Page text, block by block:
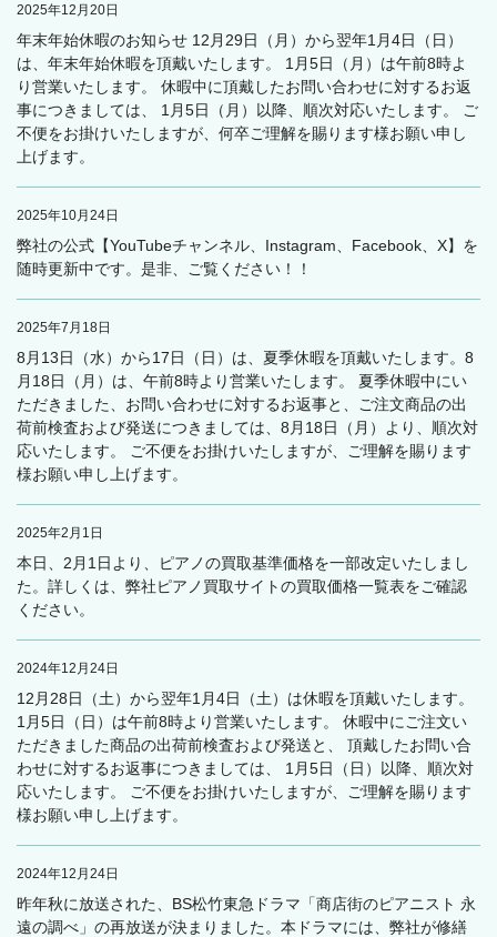
2025年12月20日
年末年始休暇のお知らせ 12月29日（月）から翌年1月4日（日）
は、年末年始休暇を頂戴いたします。 1月5日（月）は午前8時よ
り営業いたします。 休暇中に頂戴したお問い合わせに対するお返
事につきましては、 1月5日（月）以降、順次対応いたします。 ご
不便をお掛けいたしますが、何卒ご理解を賜ります様お願い申し
上げます。
2025年10月24日
弊社の公式【YouTubeチャンネル、Instagram、Facebook、X】を
随時更新中です。是非、ご覧ください！！
2025年7月18日
8月13日（水）から17日（日）は、夏季休暇を頂戴いたします。8
月18日（月）は、午前8時より営業いたします。 夏季休暇中にい
ただきました、お問い合わせに対するお返事と、ご注文商品の出
荷前検査および発送につきましては、8月18日（月）より、順次対
応いたします。 ご不便をお掛けいたしますが、ご理解を賜ります
様お願い申し上げます。
2025年2月1日
本日、2月1日より、ピアノの買取基準価格を一部改定いたしまし
た。詳しくは、弊社ピアノ買取サイトの買取価格一覧表をご確認
ください。
2024年12月24日
12月28日（土）から翌年1月4日（土）は休暇を頂戴いたします。
1月5日（日）は午前8時より営業いたします。 休暇中にご注文い
ただきました商品の出荷前検査および発送と、 頂戴したお問い合
わせに対するお返事につきましては、 1月5日（日）以降、順次対
応いたします。 ご不便をお掛けいたしますが、ご理解を賜ります
様お願い申し上げます。
2024年12月24日
昨年秋に放送された、BS松竹東急ドラマ「商店街のピアニスト 永
遠の調べ」の再放送が決まりました。本ドラマには、弊社が修繕